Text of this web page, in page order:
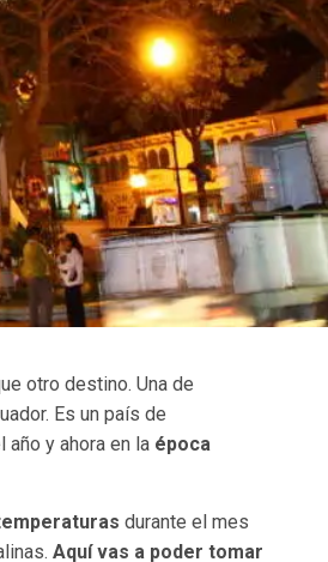
otro destino. Una de
Es un país de
y ahora en la época
durante el mes
Aquí vas a poder tomar